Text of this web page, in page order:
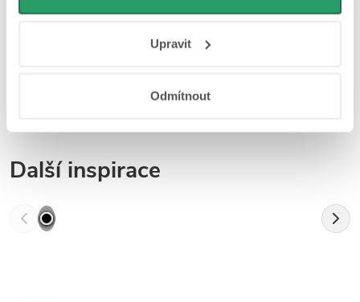
osobní údaje najdete na stránkách
Upravit
Odmítnout
Recenze
Další inspirace